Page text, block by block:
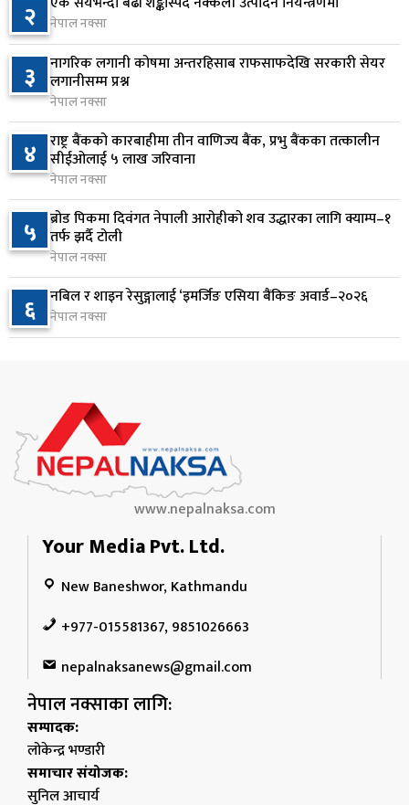
७
आज बस्ने भनिएको राष्ट्रिय सभाको बैठक बुधबारका लागि
सर्‍यो
१ दिन अघि
८
वीरगञ्जमा ट्यांकरको सिल खोलेर तेल निकाल्ने सात जना
रंगेहात पक्राउ
१ दिन अघि
९
जन्मसिद्ध नागरिकता कडा बनाउने ट्रम्पको नयाँ प्रयास, दुई
कार्यकारी आदेश जारी
१ दिन अघि
१० राप्रपाको निर्णय: बागमती प्रदेश सरकारमा सहभागी नहुने
१ दिन अघि
२ नेपाल नक्सा
३ नागरिक लगानी कोषमा अन्तरहिसाब राफसाफदेखि सरकारी सेयर
लगानीसम्म प्रश्न
नेपाल नक्सा
४ राष्ट्र बैंकको कारबाहीमा तीन वाणिज्य बैंक, प्रभु बैंकका तत्कालीन
सीईओलाई ५ लाख जरिवाना
नेपाल नक्सा
५ ब्रोड पिकमा दिवंगत नेपाली आरोहीको शव उद्धारका लागि क्याम्प–१
तर्फ झर्दै टोली
नेपाल नक्सा
६ नबिल र शाइन रेसुङ्गालाई ‘इमर्जिङ एसिया बैंकिङ अवार्ड–२०२६
नेपाल नक्सा
www.nepalnaksa.com
Your Media Pvt. Ltd.
New Baneshwor, Kathmandu
+977-015581367, 9851026663
nepalnaksanews@gmail.com
नेपाल नक्साका लागि:
सम्पादक:
लोकेन्द्र भण्डारी
समाचार संयोजक:
सुनिल आचार्य